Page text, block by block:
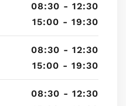
08:30 - 12:30
15:00 - 19:30
08:30 - 12:30
15:00 - 19:30
08:30 - 12:30